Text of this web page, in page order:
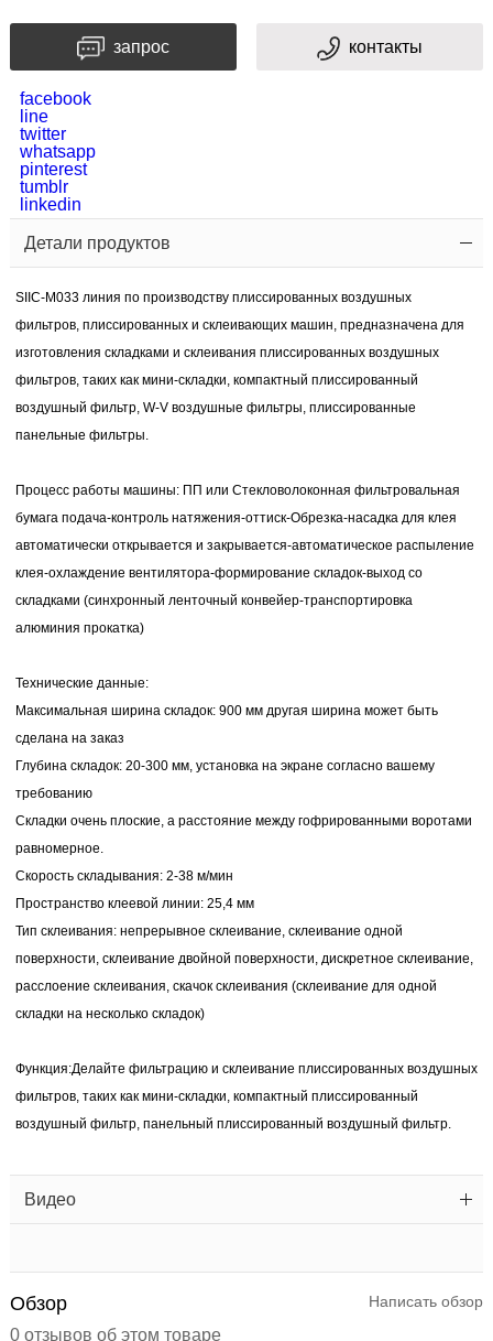
запрос контакты
facebook
line
twitter
whatsapp
pinterest
tumblr
linkedin
Детали продуктов
SIIC-M033 линия по производству плиссированных воздушных
фильтров, плиссированных и склеивающих машин, предназначена для
изготовления складками и склеивания плиссированных воздушных
фильтров, таких как мини-складки, компактный плиссированный
воздушный фильтр, W-V воздушные фильтры, плиссированные
панельные фильтры.
Процесс работы машины: ПП или Стекловолоконная фильтровальная
бумага подача-контроль натяжения-оттиск-Обрезка-насадка для клея
автоматически открывается и закрывается-автоматическое распыление
клея-охлаждение вентилятора-формирование складок-выход со
складками (синхронный ленточный конвейер-транспортировка
алюминия прокатка)
Технические данные:
Максимальная ширина складок: 900 мм другая ширина может быть
сделана на заказ
Глубина складок: 20-300 мм, установка на экране согласно вашему
требованию
Складки очень плоские, а расстояние между гофрированными воротами
равномерное.
Скорость складывания: 2-38 м/мин
Пространство клеевой линии: 25,4 мм
Тип склеивания: непрерывное склеивание, склеивание одной
поверхности, склеивание двойной поверхности, дискретное склеивание,
расслоение склеивания, скачок склеивания (склеивание для одной
складки на несколько складок)
Функция:Делайте фильтрацию и склеивание плиссированных воздушных
фильтров, таких как мини-складки, компактный плиссированный
воздушный фильтр, панельный плиссированный воздушный фильтр.
Видео
Обзор
0 отзывов об этом товаре
Написать обзор
проверки
кода